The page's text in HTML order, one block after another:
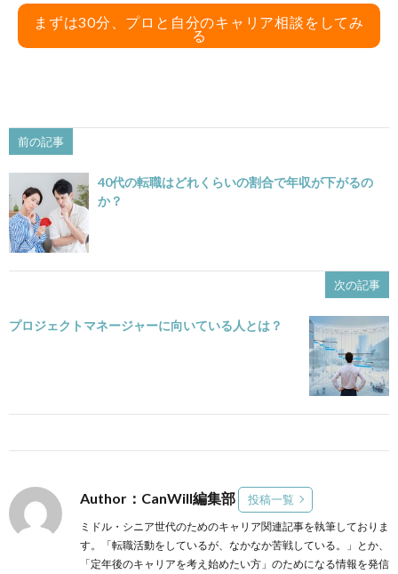
まずは30分、プロと自分のキャリア相談をしてみ
る
前の記事
40代の転職はどれくらいの割合で年収が下がるの
か？
次の記事
プロジェクトマネージャーに向いている人とは？
Author：CanWill編集部 投稿一覧
ミドル・シニア世代のためのキャリア関連記事を執筆しておりま
す。「転職活動をしているが、なかなか苦戦している。」とか、
「定年後のキャリアを考え始めたい方」のためになる情報を発信